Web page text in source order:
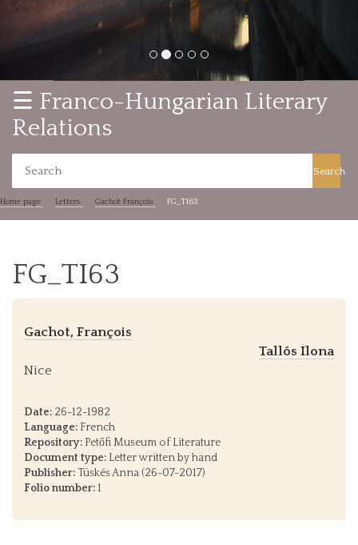
☰ Franco-Hungarian Literary
Relations
Search
Home page Letters Gachot François FG_TI63
FG_TI63
Gachot, François
Tallós Ilona
Nice
Date: 26-12-1982
Language: French
Repository: Petőfi Museum of Literature
Document type: Letter written by hand
Publisher: Tüskés Anna (26-07-2017)
Folio number:1